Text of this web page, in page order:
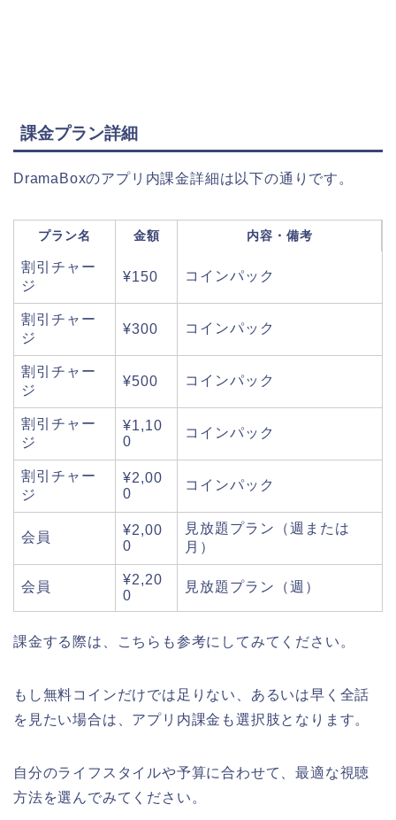
課金プラン詳細
DramaBoxのアプリ内課金詳細は以下の通りです。
プラン名 金額 内容・備考
割引チャー
ジ
¥150 コインパック
割引チャー
ジ
¥300 コインパック
割引チャー
ジ
¥500 コインパック
割引チャー
ジ
¥1,10
0
コインパック
割引チャー
ジ
¥2,00
0
コインパック
会員
¥2,00
0
見放題プラン（週または
月）
会員
¥2,20
0
見放題プラン（週）
課金する際は、こちらも参考にしてみてください。
もし無料コインだけでは足りない、あるいは早く全話
を見たい場合は、アプリ内課金も選択肢となります。
自分のライフスタイルや予算に合わせて、最適な視聴
方法を選んでみてください。